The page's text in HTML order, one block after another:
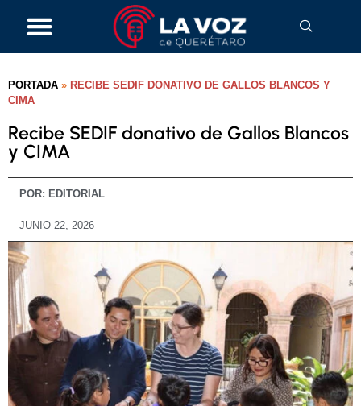
PORTADA » RECIBE SEDIF DONATIVO DE GALLOS BLANCOS Y
CIMA
Recibe SEDIF donativo de Gallos Blancos
y CIMA
POR: EDITORIAL
JUNIO 22, 2026